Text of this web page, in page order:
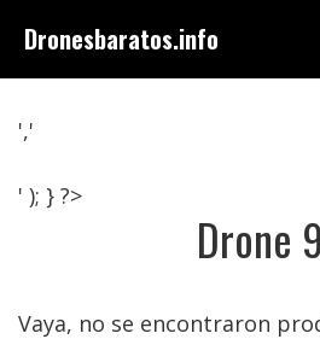
contenido
Dronesbaratos.info
','
' ); } ?>
Drone
Vaya, no se encontraron